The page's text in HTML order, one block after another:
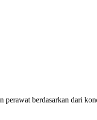
berdasarkan dari